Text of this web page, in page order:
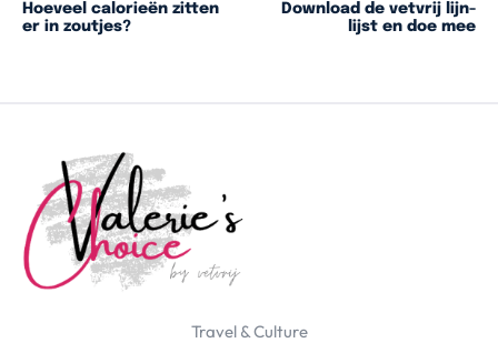
Hoeveel calorieën zitten
er in zoutjes?
Download de vetvrij lijn-
lijst en doe mee
Travel & Culture